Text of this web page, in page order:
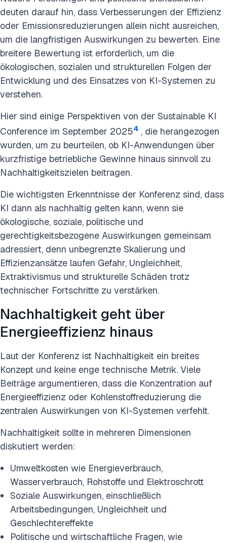
deuten darauf hin, dass Verbesserungen der Effizienz
oder Emissionsreduzierungen allein nicht ausreichen,
um die langfristigen Auswirkungen zu bewerten. Eine
breitere Bewertung ist erforderlich, um die
ökologischen, sozialen und strukturellen Folgen der
Entwicklung und des Einsatzes von KI-Systemen zu
verstehen.
Hier sind einige Perspektiven von der Sustainable KI
Conference im September 20254 , die herangezogen
wurden, um zu beurteilen, ob KI-Anwendungen über
kurzfristige betriebliche Gewinne hinaus sinnvoll zu
Nachhaltigkeitszielen beitragen.
Die wichtigsten Erkenntnisse der Konferenz sind, dass
KI dann als nachhaltig gelten kann, wenn sie
ökologische, soziale, politische und
gerechtigkeitsbezogene Auswirkungen gemeinsam
adressiert, denn unbegrenzte Skalierung und
Effizienzansätze laufen Gefahr, Ungleichheit,
Extraktivismus und strukturelle Schäden trotz
technischer Fortschritte zu verstärken.
Nachhaltigkeit geht über
Energieeffizienz hinaus
Laut der Konferenz ist Nachhaltigkeit ein breites
Konzept und keine enge technische Metrik. Viele
Beiträge argumentieren, dass die Konzentration auf
Energieeffizienz oder Kohlenstoffreduzierung die
zentralen Auswirkungen von KI-Systemen verfehlt.
Nachhaltigkeit sollte in mehreren Dimensionen
diskutiert werden:
Umweltkosten wie Energieverbrauch,
Wasserverbrauch, Rohstoffe und Elektroschrott
Soziale Auswirkungen, einschließlich
Arbeitsbedingungen, Ungleichheit und
Geschlechtereffekte
Politische und wirtschaftliche Fragen, wie